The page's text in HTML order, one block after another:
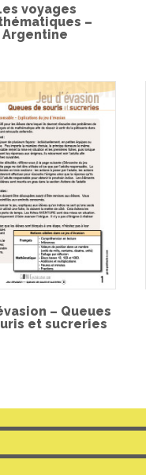
voyages
–
Argentine
– Queues
et sucreries